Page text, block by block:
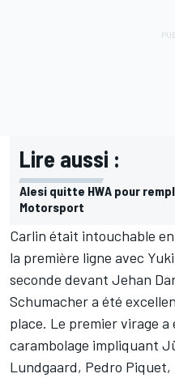
Lire aussi :
Alesi quitte HWA pour
Motorsport
Carlin était intouchable
la première ligne avec
seconde devant Jehan
Schumacher a été
place. Le premier virage
carambolage impliquant
Lundgaard, Pedro Piquet,